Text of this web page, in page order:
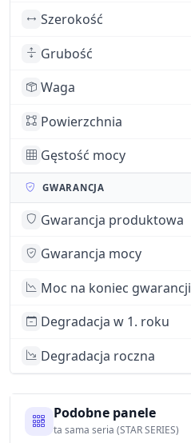
Szerokość
Grubość
Waga
Powierzchnia
Gęstość mocy
GWARANCJA
Gwarancja produktowa
Gwarancja mocy
Moc na koniec gwarancji
Degradacja w 1. roku
Degradacja roczna
Podobne panele
ta sama seria (STAR SERIES)